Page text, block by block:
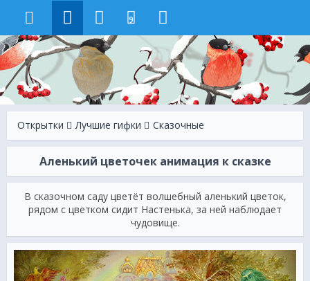
9
Открытки Лучшие гифки Сказочные
Аленький цветочек анимация к сказке
В сказочном саду цветёт волшебный аленький цветок,
рядом с цветком сидит Настенька, за ней наблюдает
чудовище.